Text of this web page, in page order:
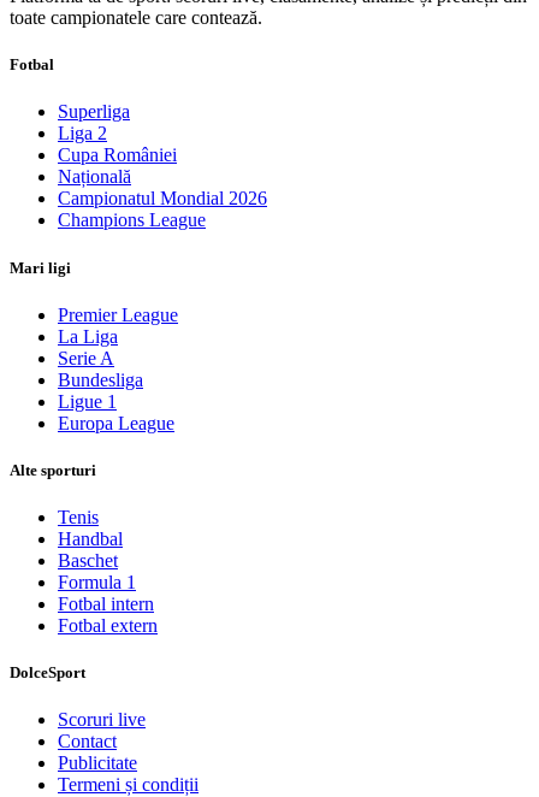
toate campionatele care contează.
Fotbal
Superliga
Liga 2
Cupa României
Națională
Campionatul Mondial 2026
Champions League
Mari ligi
Premier League
La Liga
Serie A
Bundesliga
Ligue 1
Europa League
Alte sporturi
Tenis
Handbal
Baschet
Formula 1
Fotbal intern
Fotbal extern
DolceSport
Scoruri live
Contact
Publicitate
Termeni și condiții